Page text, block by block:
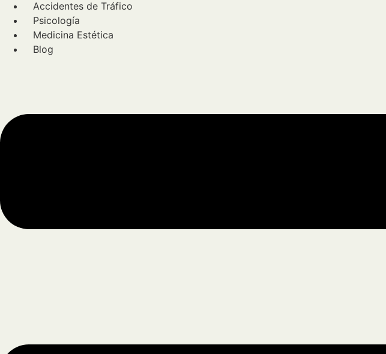
Accidentes de Tráfico
Psicología
Medicina Estética
Blog